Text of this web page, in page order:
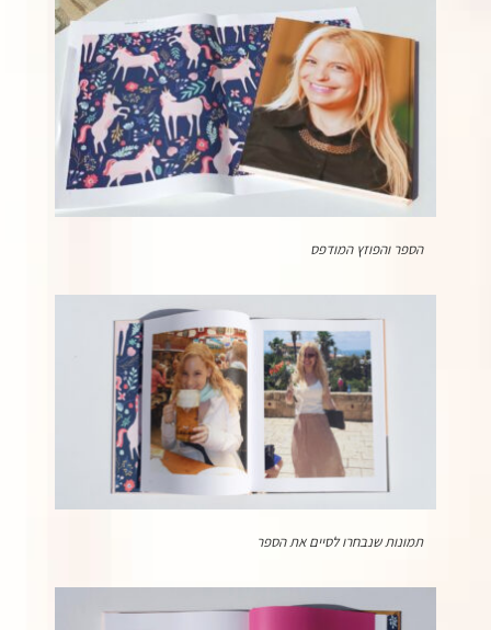
הספר והפוזץ המודפס
תמונות שנבחרו לסיים את הספר